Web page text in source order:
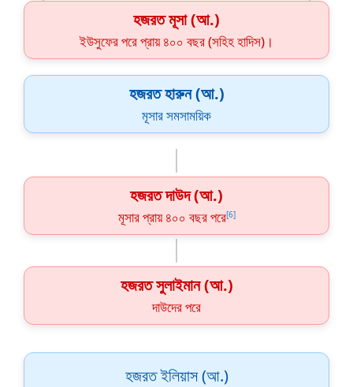
হজরত মূসা (আ.)
ইউসুফের পরে প্রায় ৪০০ বছর (সহিহ হাদিস)।
হজরত হারুন (আ.)
মূসার সমসাময়িক
হজরত দাউদ (আ.)
মূসার প্রায় ৪০০ বছর পরে[6]
হজরত সুলাইমান (আ.)
দাউদের পরে
হজরত ইলিয়াস (আ.)